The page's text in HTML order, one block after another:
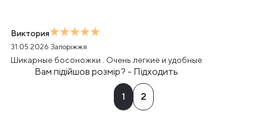
Виктория
31.05.2026 Запоріжжя
Шикарные босоножки . Очень легкие и удобные
Вам підійшов розмір? - Підходить
1 2